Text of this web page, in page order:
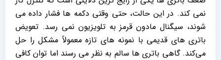
نمی‌ کند. در این حالت، حتی وقتی دکمه‌ ها فشار داده می‌
شوند، سیگنال مادون قرمز به تلویزیون نمی‌ رسد. تعویض
باتری‌ های قدیمی با نمونه‌ های تازه معمولاً مشکل را حل
می‌کند. گاهی باتری‌ ها سالم به نظر می‌ رسند اما توان کافی